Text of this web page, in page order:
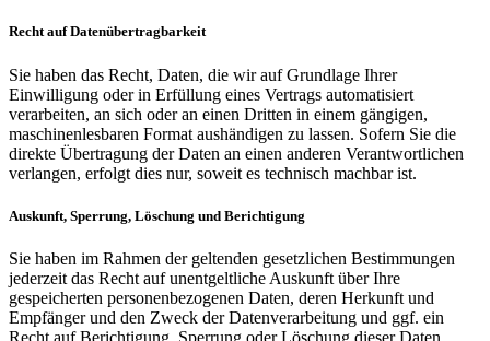
Recht auf Datenübertragbarkeit
Sie haben das Recht, Daten, die wir auf Grundlage Ihrer
Einwilligung oder in Erfüllung eines Vertrags automatisiert
verarbeiten, an sich oder an einen Dritten in einem gängigen,
maschinenlesbaren Format aushändigen zu lassen. Sofern Sie die
direkte Übertragung der Daten an einen anderen Verantwortlichen
verlangen, erfolgt dies nur, soweit es technisch machbar ist.
Auskunft, Sperrung, Löschung und Berichtigung
Sie haben im Rahmen der geltenden gesetzlichen Bestimmungen
jederzeit das Recht auf unentgeltliche Auskunft über Ihre
gespeicherten personenbezogenen Daten, deren Herkunft und
Empfänger und den Zweck der Datenverarbeitung und ggf. ein
Recht auf Berichtigung, Sperrung oder Löschung dieser Daten.